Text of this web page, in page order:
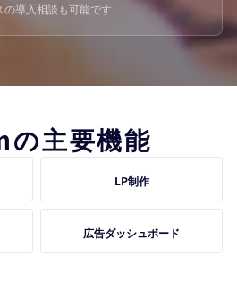
の導入相談も可能です
主要機能
LP制作
広告ダッシュボード